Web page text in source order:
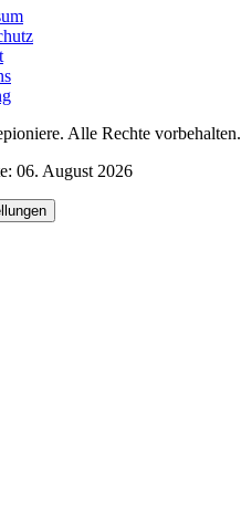
. Alle Rechte vorbehalten.
06. August 2026